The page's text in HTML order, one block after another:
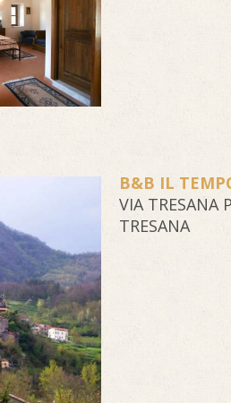
B&B IL
VIA TRESANA
TRESANA